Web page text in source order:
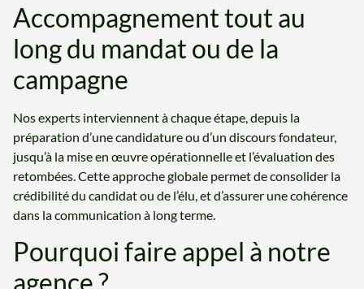
Accompagnement tout au
long du mandat ou de la
campagne
Nos experts interviennent à chaque étape, depuis la
préparation d’une candidature ou d’un discours fondateur,
jusqu’à la mise en œuvre opérationnelle et l’évaluation des
retombées. Cette approche globale permet de consolider la
crédibilité du candidat ou de l’élu, et d’assurer une cohérence
dans la communication à long terme.
Pourquoi faire appel à notre
agence ?